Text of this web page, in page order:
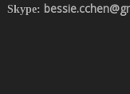
Skype: